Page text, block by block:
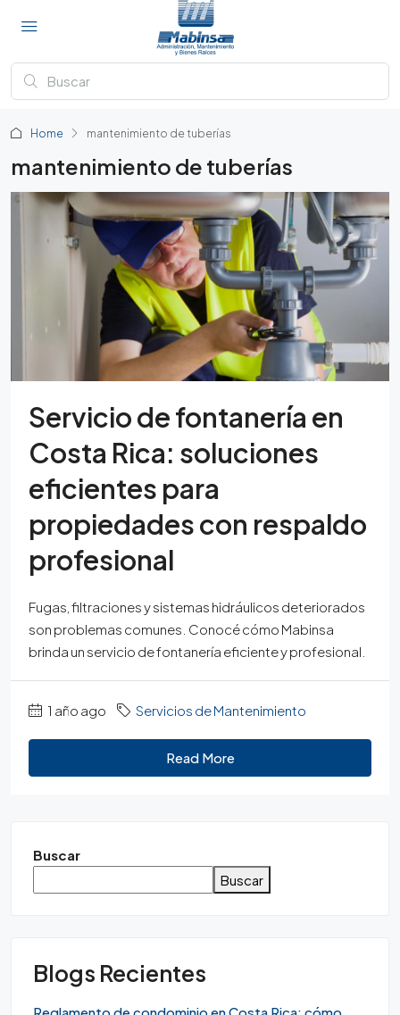
Home mantenimiento de tuberías
mantenimiento de tuberías
Servicio de fontanería en
Costa Rica: soluciones
eficientes para
propiedades con respaldo
profesional
Fugas, filtraciones y sistemas hidráulicos deteriorados
son problemas comunes. Conocé cómo Mabinsa
brinda un servicio de fontanería eficiente y profesional.
1 año ago Servicios de Mantenimiento
Read More
Buscar
Buscar
Blogs Recientes